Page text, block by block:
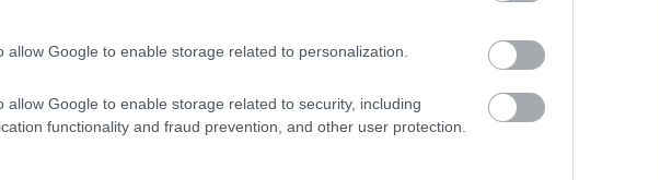
allow Google to enable storage related to personalization.
allow Google to enable storage related to security, including
functionality and fraud prevention, and other user protection.